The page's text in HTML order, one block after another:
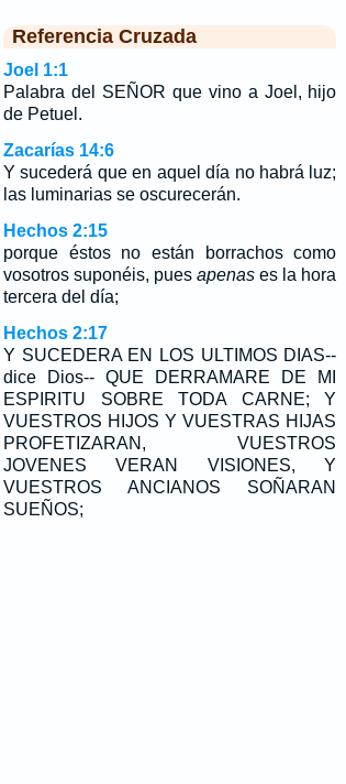
Referencia Cruzada
Joel 1:1
Palabra del SEÑOR que vino a Joel, hijo
de Petuel.
Zacarías 14:6
Y sucederá que en aquel día no habrá luz;
las luminarias se oscurecerán.
Hechos 2:15
porque éstos no están borrachos como
vosotros suponéis, puesapenas es la hora
tercera del día;
Hechos 2:17
Y SUCEDERA EN LOS ULTIMOS DIAS--
dice Dios-- QUE DERRAMARE DE MI
ESPIRITU SOBRE TODA CARNE; Y
VUESTROS HIJOS Y VUESTRAS HIJAS
PROFETIZARAN, VUESTROS
JOVENES VERAN VISIONES, Y
VUESTROS ANCIANOS SOÑARAN
SUEÑOS;